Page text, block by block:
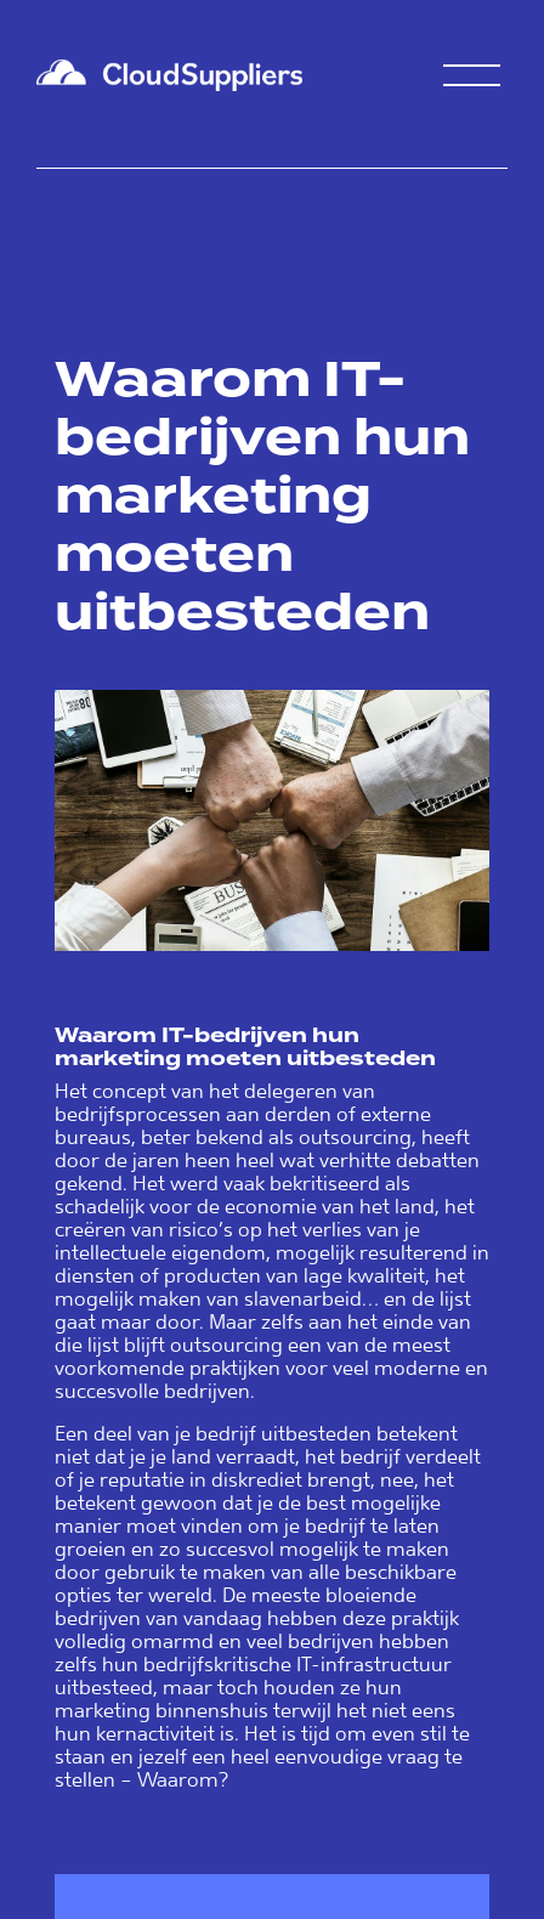
Waarom IT-
bedrijven hun
marketing
moeten
uitbesteden
Waarom IT-bedrijven hun
marketing moeten uitbesteden
Het concept van het delegeren van
bedrijfsprocessen aan derden of externe
bureaus, beter bekend als outsourcing, heeft
door de jaren heen heel wat verhitte debatten
gekend. Het werd vaak bekritiseerd als
schadelijk voor de economie van het land, het
creëren van risico’s op het verlies van je
intellectuele eigendom, mogelijk resulterend in
diensten of producten van lage kwaliteit, het
mogelijk maken van slavenarbeid… en de lijst
gaat maar door. Maar zelfs aan het einde van
die lijst blijft outsourcing een van de meest
voorkomende praktijken voor veel moderne en
succesvolle bedrijven.
Een deel van je bedrijf uitbesteden betekent
niet dat je je land verraadt, het bedrijf verdeelt
of je reputatie in diskrediet brengt, nee, het
betekent gewoon dat je de best mogelijke
manier moet vinden om je bedrijf te laten
groeien en zo succesvol mogelijk te maken
door gebruik te maken van alle beschikbare
opties ter wereld. De meeste bloeiende
bedrijven van vandaag hebben deze praktijk
volledig omarmd en veel bedrijven hebben
zelfs hun bedrijfskritische IT-infrastructuur
uitbesteed, maar toch houden ze hun
marketing binnenshuis terwijl het niet eens
hun kernactiviteit is. Het is tijd om even stil te
staan en jezelf een heel eenvoudige vraag te
stellen – Waarom?